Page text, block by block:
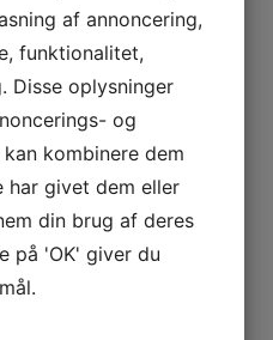
Master Fald,Bådudstyr
af annoncering,
funktionalitet,
Disse oplysninger
og
kombinere dem
har givet dem eller
din brug af deres
på 'OK' giver du